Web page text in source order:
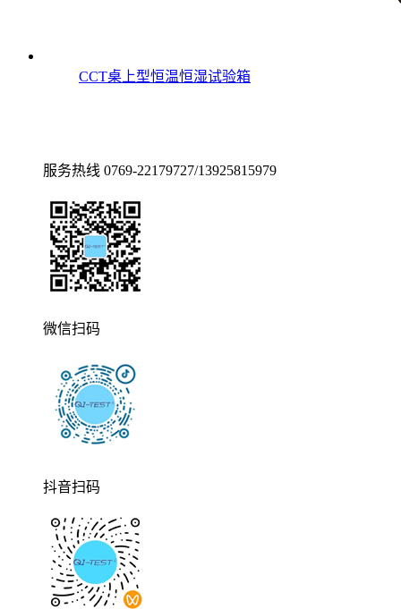
CCT桌上型恒温恒湿试验箱
服务热线 0769-22179727/13925815979
微信扫码
抖音扫码